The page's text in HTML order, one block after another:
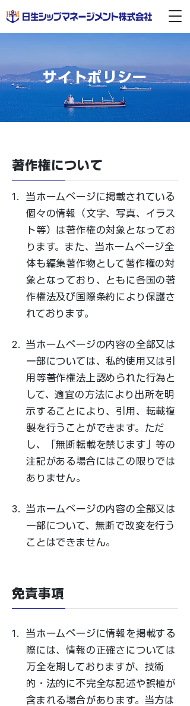
サイトポリシー
著作権について
1.
当ホームページに掲載されている
個々の情報（文字、写真、イラス
ト等）は著作権の対象となってお
ります。また、当ホームページ全
体も編集著作物として著作権の対
象となっており、ともに各国の著
作権法及び国際条約により保護さ
れております。
2.
当ホームページの内容の全部又は
一部については、私的使用又は引
用等著作権法上認められた行為と
して、適宜の方法により出所を明
示することにより、引用、転載複
製を行うことができます。ただ
し、「無断転載を禁じます」等の
注記がある場合にはこの限りでは
ありません。
3.
当ホームページの内容の全部又は
一部について、無断で改変を行う
ことはできません。
免責事項
1.
当ホームページに情報を掲載する
際には、情報の正確さについては
万全を期しておりますが、技術
的・法的に不完全な記述や誤植が
含まれる場合があります。当方は